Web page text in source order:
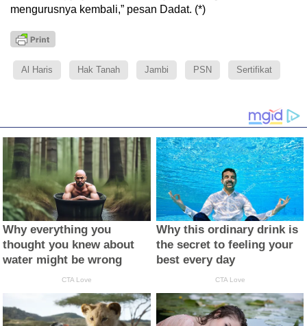
mengurusnya kembali,” pesan Dadat. (*)
Al Haris Hak Tanah Jambi PSN Sertifikat